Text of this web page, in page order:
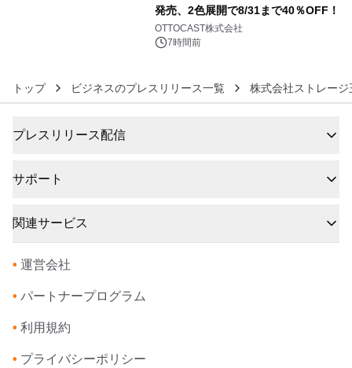
発売、2色展開で8/31まで40％OFF！
OTTOCAST株式会社
7時間前
トップ ビジネスのプレスリリース一覧 株式会社ストレージ
プレスリリース配信
サポート
関連サービス
• 運営会社
• パートナープログラム
• 利用規約
• プライバシーポリシー